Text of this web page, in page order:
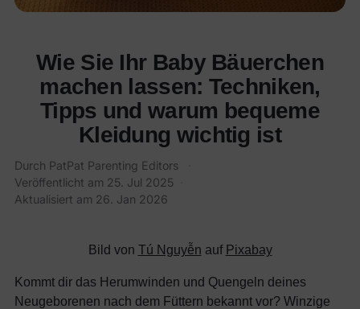
Wie Sie Ihr Baby Bäuerchen
machen lassen: Techniken,
Tipps und warum bequeme
Kleidung wichtig ist
Durch PatPat Parenting Editors
Veröffentlicht am 25. Jul 2025
Aktualisiert am 26. Jan 2026
Bild von Tú Nguyễn auf Pixabay
Kommt dir das Herumwinden und Quengeln deines
Neugeborenen nach dem Füttern bekannt vor? Winzige